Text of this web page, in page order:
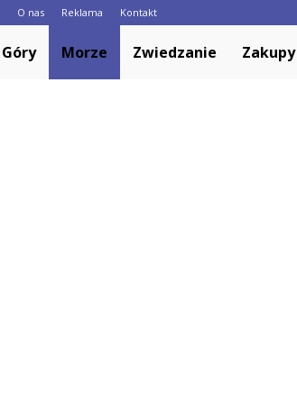
O nas Reklama Kontakt
Góry Morze Zwiedzanie Zakupy